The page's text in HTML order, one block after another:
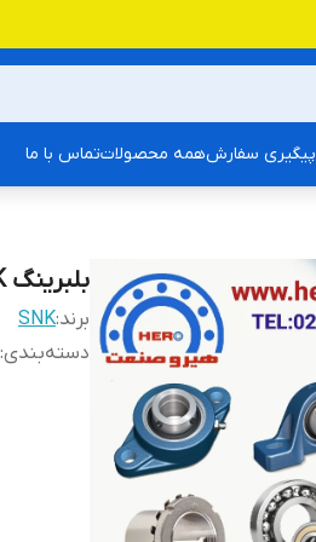
پیگیری سفارشهمه محصولاتتماس با ما
بلبرینگ 2RS 6006- SNK
برند:SNK
دسته‌بندی: